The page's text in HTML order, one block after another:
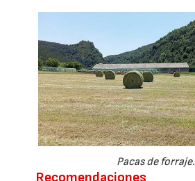
Pacas de forraje.
Recomendaciones